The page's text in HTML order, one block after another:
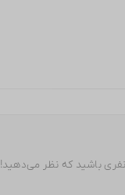
باشید که نظر می‌دهید!